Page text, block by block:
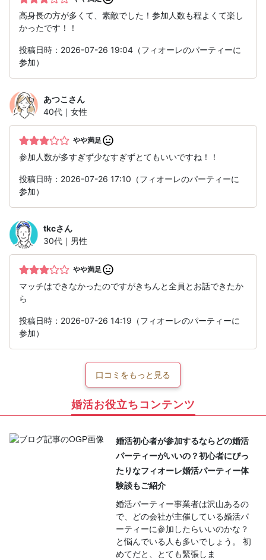
高身長の方が多くて、素敵でした！参加人数も程よくて楽し
かったです！！
投稿日時：2026-07-26 19:04（フィオーレのパーティーに
参加）
あつこ さん
40代｜女性
やや満足
参加人数が多すぎず少なすぎずとてもいいですね！！
投稿日時：2026-07-26 17:10（フィオーレのパーティーに
参加）
tkcさん
30代｜男性
やや満足
マッチはできなかったのですがきちんと全員とお話できたか
ら
投稿日時：2026-07-26 14:19（フィオーレのパーティーに
参加）
口コミをもっと見る
婚活お役立ちコンテンツ
婚活初心者が参加するならどの婚活
パーティーがいいの？初心者にぴっ
たりなフィオーレ婚活パーティー体
験談もご紹介
婚活パーティー事業者は沢山あるの
で、どの会社が主催している婚活パ
ーティーに参加したらいいのかな？
と悩んでいる人も多いでしょう。 初
めてだと、とても緊張しま